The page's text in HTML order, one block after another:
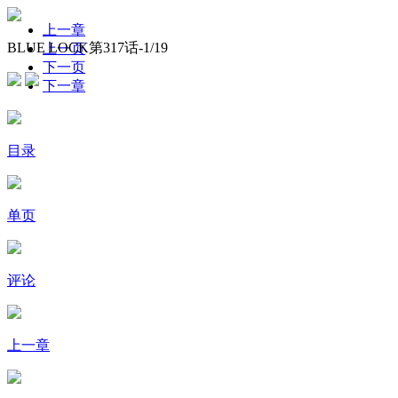
BLUE LOCK第317话-1/19
上一章
上一页
下一页
下一章
目录
单页
评论
上一章